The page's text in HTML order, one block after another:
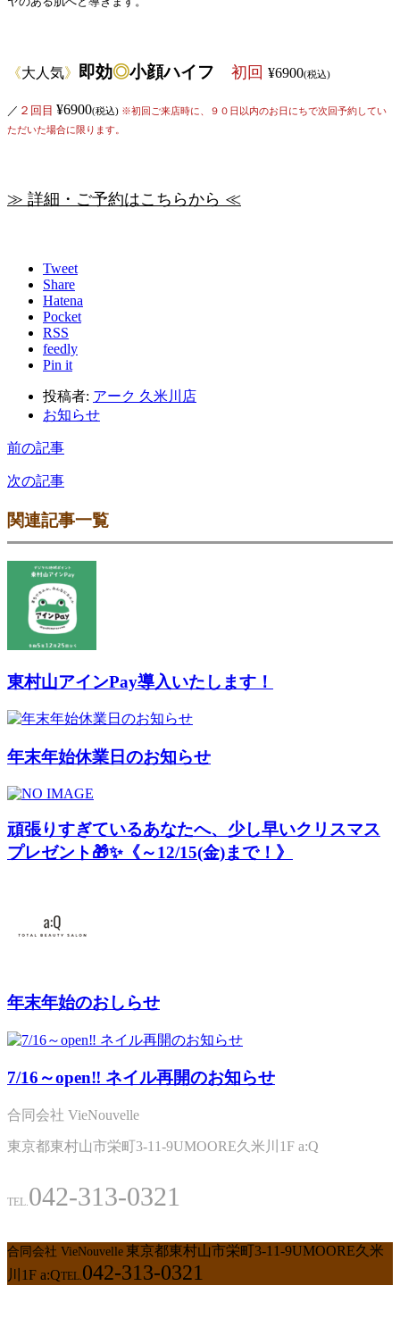
《大人気》 即効◎小顔ハイフ 初回 ¥6900(税込)
／ ２回目 ¥6900(税込) ※初回ご来店時に、９０日以内のお日にちで次回予約してい
ただいた場合に限ります。
≫ 詳細・ご予約はこちらから ≪
Tweet
Share
Hatena
Pocket
RSS
feedly
Pin it
投稿者: アーク 久米川店
お知らせ
前の記事
次の記事
関連記事一覧
東村山アインPay導入いたします！
年末年始休業日のお知らせ
頑張りすぎているあなたへ、少し早いクリスマス
プレゼント🎁✨《～12/15(金)まで！》
年末年始のおしらせ
7/16～open‼ ネイル再開のお知らせ
合同会社 VieNouvelle
東京都東村山市栄町3-11-9UMOORE久米川1F a:Q
TEL.042-313-0321
合同会社 VieNouvelle 東京都東村山市栄町3-11-9UMOORE久米
川1F a:QTEL.042-313-0321